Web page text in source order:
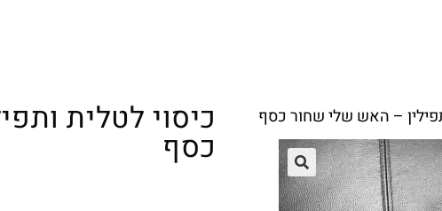
– האש שלי שחור כסף כיסוי לטלית
כסף